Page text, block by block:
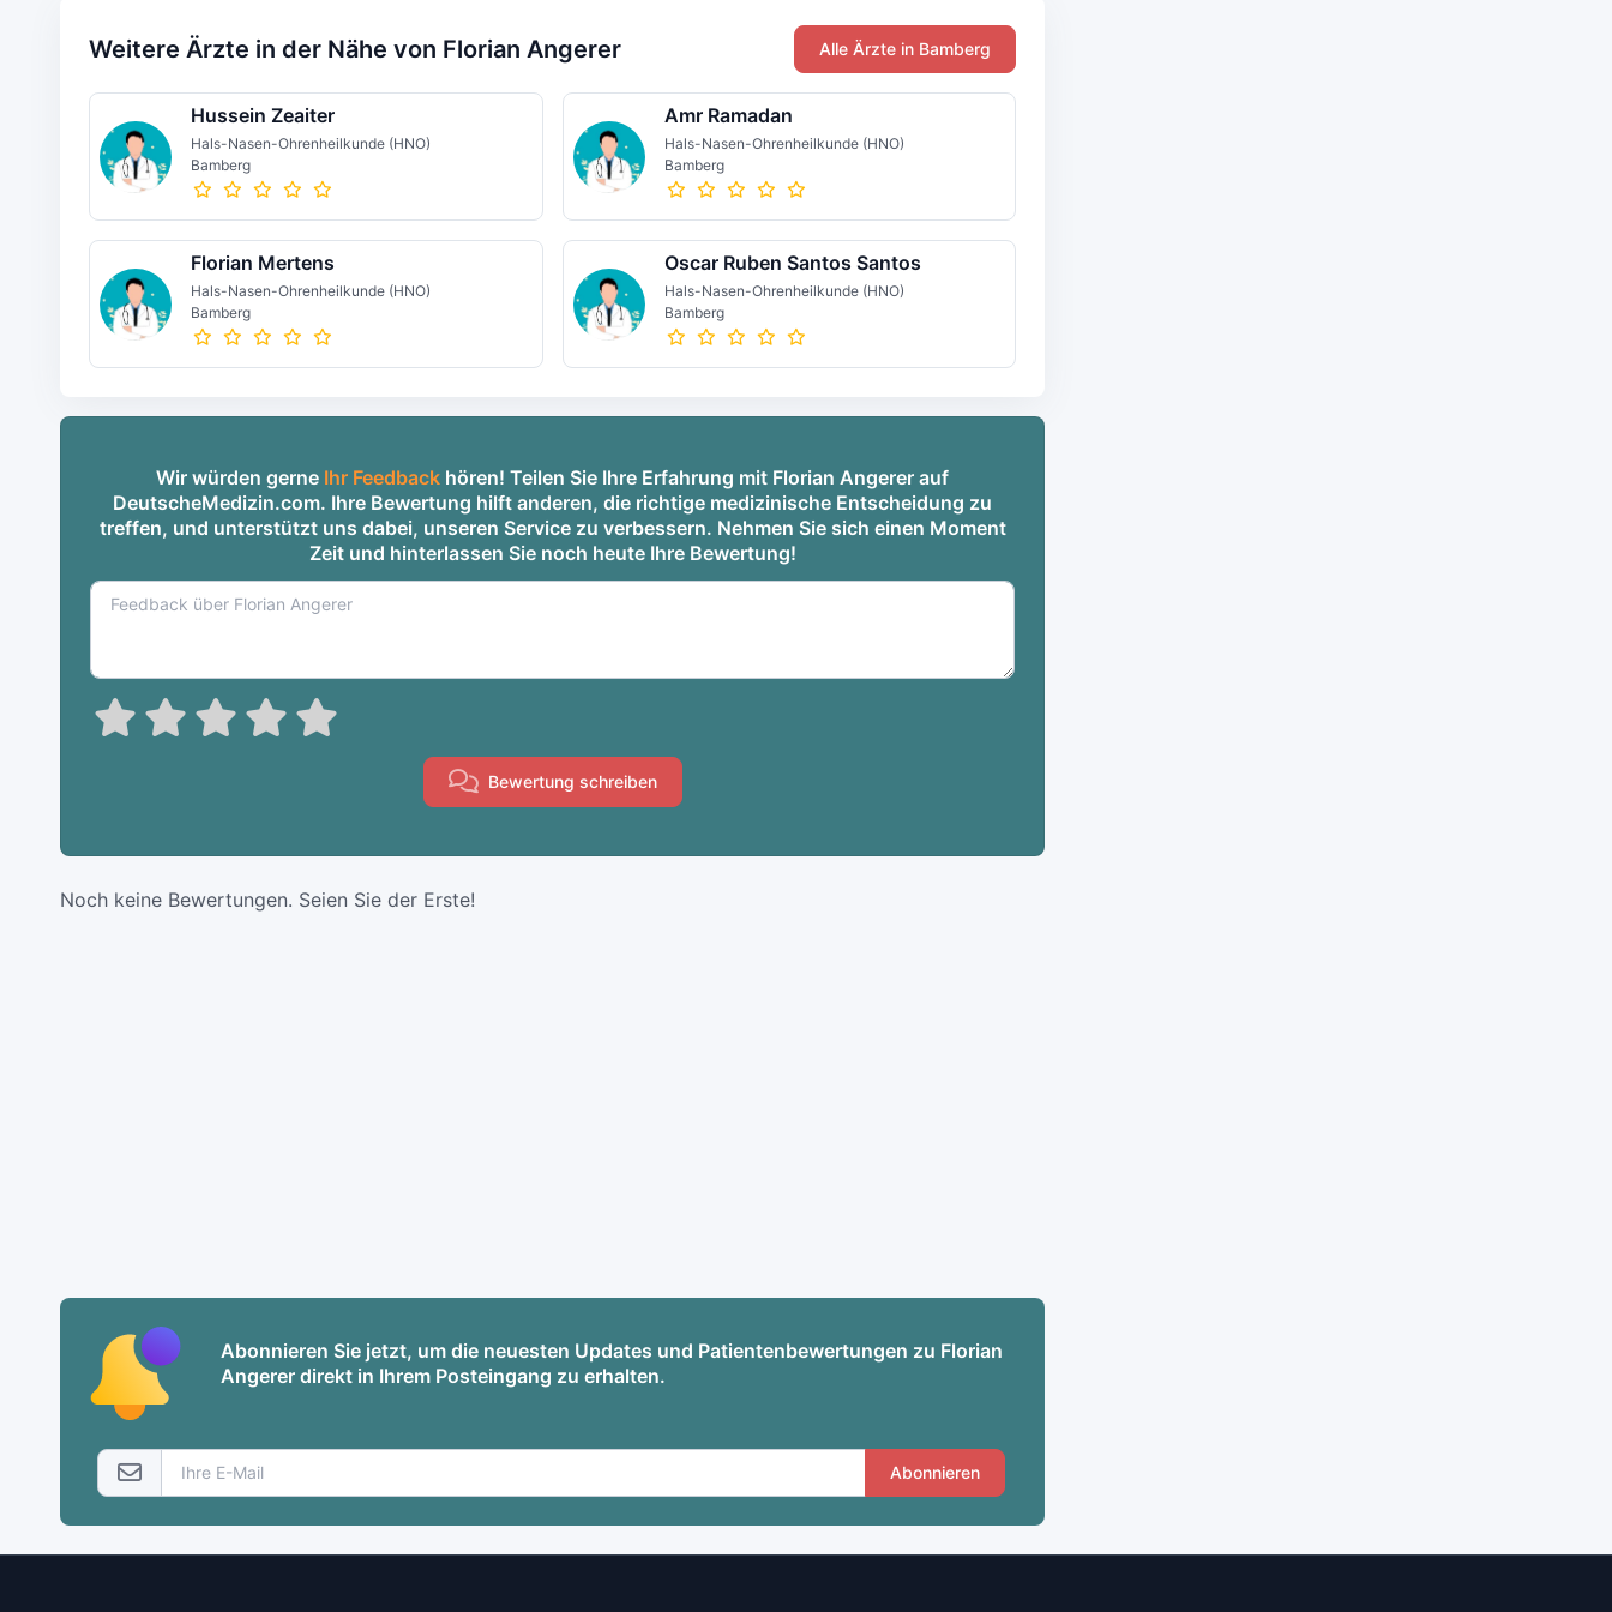
Weitere Ärzte in der Nähe von Florian Angerer Alle Ärzte in Bamberg
Hussein Zeaiter
Hals-Nasen-Ohrenheilkunde (HNO)
Bamberg
Amr Ramadan
Hals-Nasen-Ohrenheilkunde (HNO)
Bamberg
Florian Mertens
Hals-Nasen-Ohrenheilkunde (HNO)
Bamberg
Oscar Ruben Santos Santos
Hals-Nasen-Ohrenheilkunde (HNO)
Bamberg
Wir würden gerne Ihr Feedback hören! Teilen Sie Ihre Erfahrung mit Florian Angerer auf
DeutscheMedizin.com. Ihre Bewertung hilft anderen, die richtige medizinische Entscheidung zu
treffen, und unterstützt uns dabei, unseren Service zu verbessern. Nehmen Sie sich einen Moment
Zeit und hinterlassen Sie noch heute Ihre Bewertung!
Bewertung schreiben
Noch keine Bewertungen. Seien Sie der Erste!
Abonnieren Sie jetzt, um die neuesten Updates und Patientenbewertungen zu Florian
Angerer direkt in Ihrem Posteingang zu erhalten.
Abonnieren